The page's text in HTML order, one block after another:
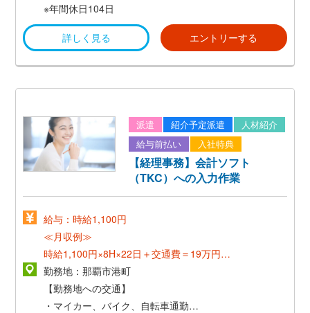
※年間休日104日
詳しく見る エントリーする
派遣 紹介予定派遣
人材紹介
給与前払い
入社特典
【経理事務】会計ソフト
（TKC）への入力作業
給与：時給1,100円
≪月収例≫
時給1,100円×8H×22日＋交通費＝19万円～
≪正社員登用後≫
月収20万円以上
勤務地：那覇市港町
【勤務地への交通】
・マイカー、バイク、自転車通勤可